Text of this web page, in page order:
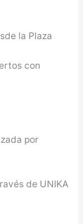
la Plaza
con
por
de UNIKA